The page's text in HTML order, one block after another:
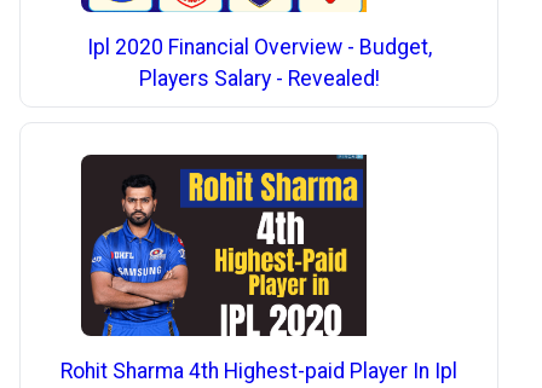
Ipl 2020 Financial Overview - Budget,
Players Salary - Revealed!
Rohit Sharma 4th Highest-paid Player In Ipl